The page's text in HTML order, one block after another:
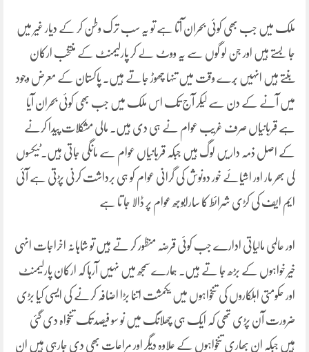
ملک میں جب بھی کوئی بحران آتا ہے تو یہ سب ترک وطن کر کے دیار غیر میں
جا بستے ہیں اور جن لو گوں سے یہ ووٹ لے کر پارلیمنٹ کے منتخب ارکان
بنتے ہیں انہیں بُرے وقت میں تنہا چھوڑ جاتے ہیں۔ پاکستان کے معرض وجود
میں آنے کے دن سے لیکر آج تک اس ملک میں جب بھی کوئی بحران آیا
ہے قربانیاں صرف غریب عوام نے ہی دی ہیں۔ مالی مشکلات پیدا کرنے
کے اصل ذمہ دار یں لوگ ہیں جبکہ قربانیاں عوام سے مانگی جاتی ہیں۔ٹیکسوں
کی بھر مار اور اشیائے خور دونوش کی گرانی عوام کو ہی برداشت کرنی پڑتی ہے آئی
ایم ایف کی کڑی شرائط کا سارابوجھ عوام پر ڈالا جا تا ہے
اور عالمی مالیاتی ادارے جب کوئی قرضہ منظور کر تے ہیں تو شاہانہ اخراجات انہی
خیر خواہوں کے بڑھ جا تے ہیں۔ ہمارے سمجھ میں نہیں آرہا کہ ارکان پارلیمنٹ
اور حکومتی اہلکاروں کی تنخواہوں میں یکمشت اتنا بڑا اضافہ کرنے کی ایسی کیا بڑی
ضرورت آن پڑی تھی کہ ایک ہی چھلانگ میں نو سو فیصد تک تنخواہ دی گئی
ہیں جبکہ ان بھاری تنخواہوں کے علاوہ دیگر اور مراعات بھی دی جارہی ہیں ان